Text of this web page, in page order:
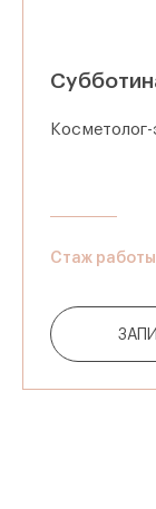
Косметолог-
Стаж работы